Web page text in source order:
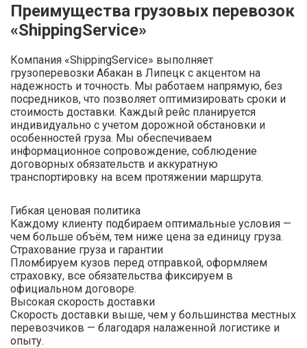
Преимущества грузовых перевозок
«ShippingService»
Компания «ShippingService» выполняет
грузоперевозки Абакан в Липецк с акцентом на
надежность и точность. Мы работаем напрямую, без
посредников, что позволяет оптимизировать сроки и
стоимость доставки. Каждый рейс планируется
индивидуально с учетом дорожной обстановки и
особенностей груза. Мы обеспечиваем
информационное сопровождение, соблюдение
договорных обязательств и аккуратную
транспортировку на всем протяжении маршрута.
Гибкая ценовая политика
Каждому клиенту подбираем оптимальные условия —
чем больше объём, тем ниже цена за единицу груза.
Страхование груза и гарантии
Пломбируем кузов перед отправкой, оформляем
страховку, все обязательства фиксируем в
официальном договоре.
Высокая скорость доставки
Скорость доставки выше, чем у большинства местных
перевозчиков — благодаря налаженной логистике и
опыту.